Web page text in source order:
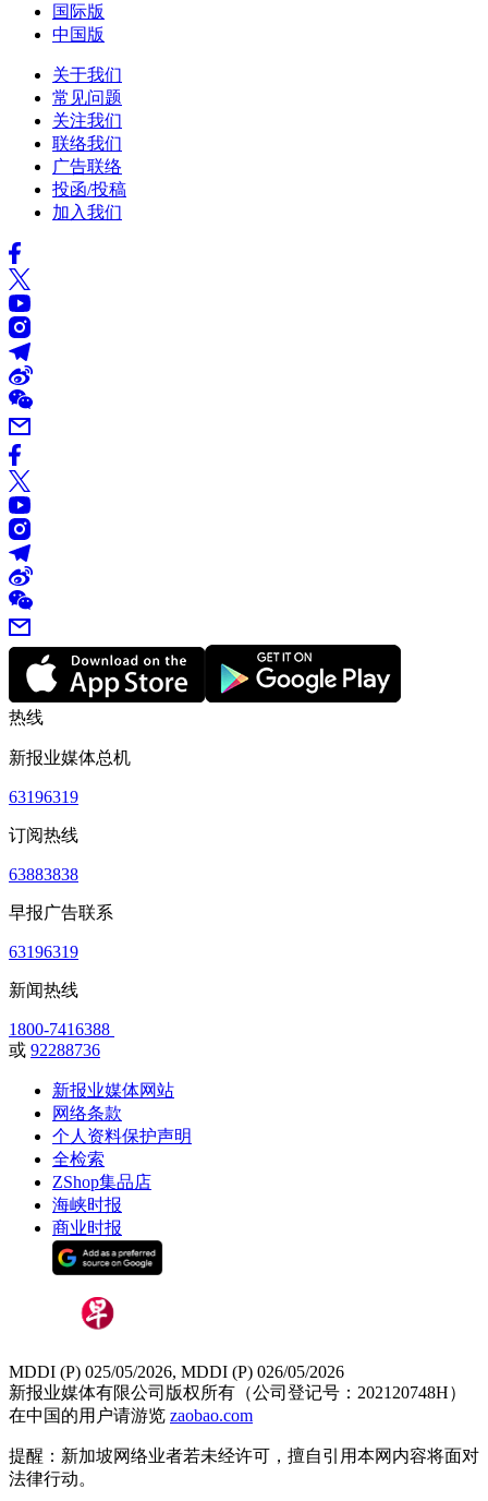
国际版
中国版
关于我们
常见问题
关注我们
联络我们
广告联络
投函/投稿
加入我们
热线
新报业媒体总机
63196319
订阅热线
63883838
早报广告联系
63196319
新闻热线
1800-7416388
或 92288736
新报业媒体网站
网络条款
个人资料保护声明
全检索
ZShop集品店
海峡时报
商业时报
MDDI (P) 025/05/2026, MDDI (P) 026/05/2026
新报业媒体有限公司版权所有（公司登记号：202120748H）
在中国的用户请游览 zaobao.com
提醒：新加坡网络业者若未经许可，擅自引用本网内容将面对
法律行动。